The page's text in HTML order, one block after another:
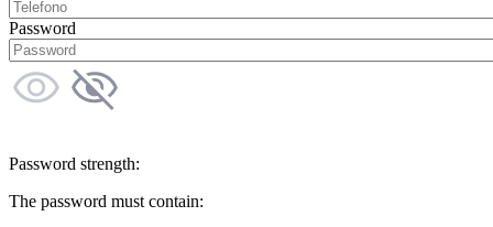
Password
Password strength:
The password must contain: